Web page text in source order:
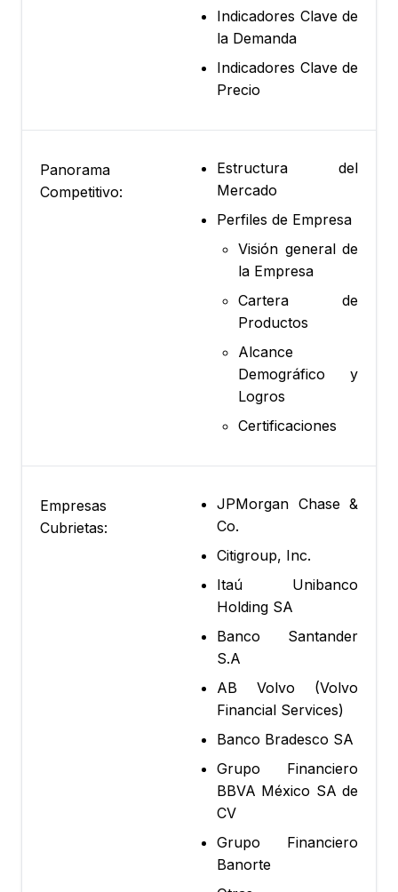
Indicadores Clave de
la Demanda
Indicadores Clave de
Precio
Panorama
Competitivo:
Estructura del
Mercado
Perfiles de Empresa
Visión general de
la Empresa
Cartera de
Productos
Alcance
Demográfico y
Logros
Certificaciones
Empresas
Cubrietas:
JPMorgan Chase &
Co.
Citigroup, Inc.
Itaú Unibanco
Holding SA
Banco Santander
S.A
AB Volvo (Volvo
Financial Services)
Banco Bradesco SA
Grupo Financiero
BBVA México SA de
CV
Grupo Financiero
Banorte